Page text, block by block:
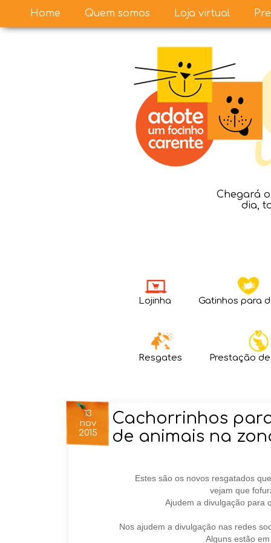
Chegará
dia,
Lojinha Gatinhos para
Resgates Prestação
13
nov
2015
Cachorrinhos
de animais na
Estes são os novos resgatados
vejam que
Ajudem a divulgação para
Nos ajudem a divulgação nas redes
Alguns estão
Home Quem somos Loja virtual